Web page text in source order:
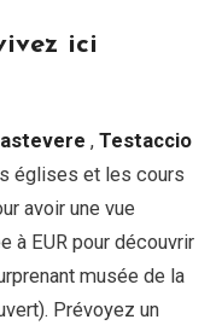
ici
, Testaccio
églises et les cours
avoir une vue
à EUR pour découvrir
musée de la
Prévoyez un